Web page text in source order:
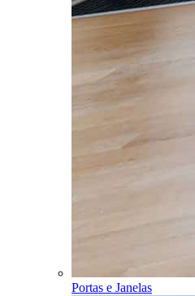
Portas e Janelas